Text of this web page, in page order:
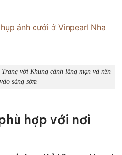
với Khung cảnh lãng mạn và nên
sáng sớm
hợp với nơi